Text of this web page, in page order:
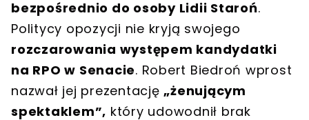
bezpośrednio do osoby Lidii Staroń.
Politycy opozycji nie kryją swojego
rozczarowania występem kandydatki
na RPO w Senacie. Robert Biedroń wprost
nazwał jej prezentację „żenującym
spektaklem”, który udowodnił brak